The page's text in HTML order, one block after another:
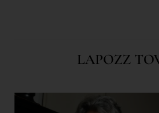
LAPOZZ